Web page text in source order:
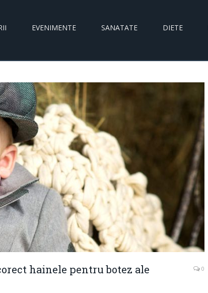
EVENIMENTE SANATATE DIETE
hainele pentru botez ale
0